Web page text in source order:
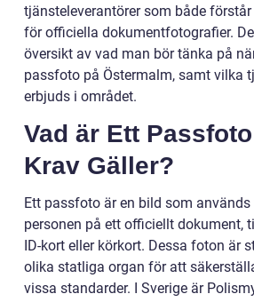
tjänsteleverantörer som både
för officiella dokumentfotografier.
översikt av vad man bör tänka på
passfoto på Östermalm, samt vilka
erbjuds i området.
Vad är Ett
Krav Gäller?
Ett passfoto är en bild som
personen på ett officiellt dokument,
ID-kort eller körkort. Dessa foton är
olika statliga organ för att
vissa standarder. I Sverige är